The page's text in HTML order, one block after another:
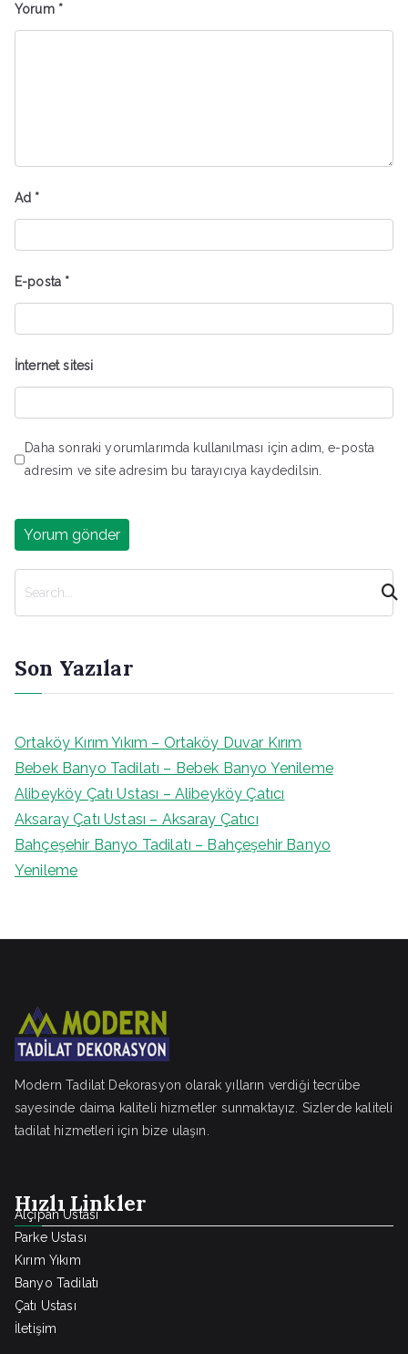
Yorum *
Ad *
E-posta *
İnternet sitesi
Daha sonraki yorumlarımda kullanılması için adım, e-posta
adresim ve site adresim bu tarayıcıya kaydedilsin.
Son Yazılar
Ortaköy Kırım Yıkım – Ortaköy Duvar Kırım
Bebek Banyo Tadilatı – Bebek Banyo Yenileme
Alibeyköy Çatı Ustası – Alibeyköy Çatıcı
Aksaray Çatı Ustası – Aksaray Çatıcı
Bahçeşehir Banyo Tadilatı – Bahçeşehir Banyo
Yenileme
Modern Tadilat Dekorasyon olarak yılların verdiği tecrübe
sayesinde daima kaliteli hizmetler sunmaktayız. Sizlerde kaliteli
tadilat hizmetleri için bize ulaşın.
Hızlı Linkler
Alçıpan Ustası
Parke Ustası
Kırım Yıkım
Banyo Tadilatı
Çatı Ustası
İletişim